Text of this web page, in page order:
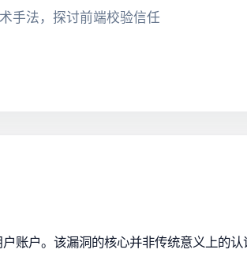
手法，探讨前端校验信任
账户。该漏洞的核心并非传统意义上的